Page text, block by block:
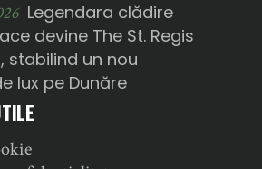
Legendara clădire
devine The St. Regis
stabilind un nou
lux pe Dunăre